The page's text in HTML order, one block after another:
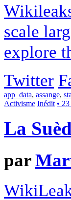
scale
explore
Twitter
app_data, assange,
Activisme Inédit •
La
par